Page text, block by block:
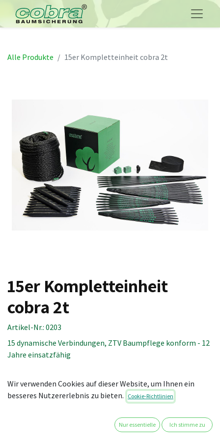
Alle Produkte 15er Kompletteinheit cobra 2t
15er Kompletteinheit
cobra 2t
Artikel-Nr.: 0203
15 dynamische Verbindungen, ZTV Baumpflege konform - 12
Jahre einsatzfähig
10 St. Spreizband cobra 2t/4t M (80 cm)
Wir verwenden Cookies auf dieser Website, um Ihnen ein
besseres Nutzererlebnis zu bieten.
Cookie-Richtlinien
Nur essentielle Ich stimme zu